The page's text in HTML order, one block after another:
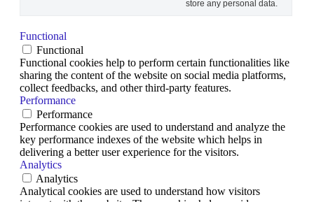
store any personal data.
Functional
Functional
Functional cookies help to perform certain functionalities like
sharing the content of the website on social media platforms,
collect feedbacks, and other third-party features.
Performance
Performance
Performance cookies are used to understand and analyze the
key performance indexes of the website which helps in
delivering a better user experience for the visitors.
Analytics
Analytics
Analytical cookies are used to understand how visitors